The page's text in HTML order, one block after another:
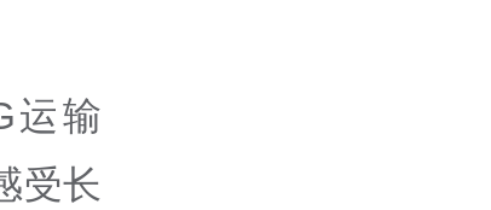
运输
受长